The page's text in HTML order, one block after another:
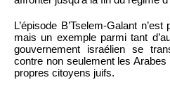
L’épisode B’Tselem-Galant
mais un exemple parmi tant
gouvernement israélien se
contre non seulement les
propres citoyens juifs.